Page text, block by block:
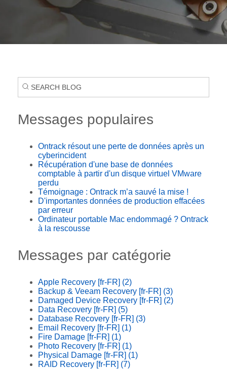
Messages populaires
Ontrack résout une perte de données après un
cyberincident
Récupération d'une base de données
comptable à partir d'un disque virtuel VMware
perdu
Témoignage : Ontrack m’a sauvé la mise !
D'importantes données de production effacées
par erreur
Ordinateur portable Mac endommagé ? Ontrack
à la rescousse
Messages par catégorie
Apple Recovery [fr-FR] (2)
Backup & Veeam Recovery [fr-FR] (3)
Damaged Device Recovery [fr-FR] (2)
Data Recovery [fr-FR] (5)
Database Recovery [fr-FR] (3)
Email Recovery [fr-FR] (1)
Fire Damage [fr-FR] (1)
Photo Recovery [fr-FR] (1)
Physical Damage [fr-FR] (1)
RAID Recovery [fr-FR] (7)